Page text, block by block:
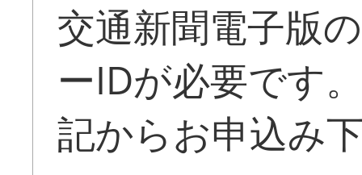
交通新聞電子版
ーIDが必要です
記からお申込み